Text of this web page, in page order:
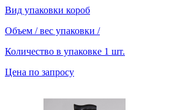
Вид упаковки короб
Объем / вес упаковки /
Количество в упаковке 1 шт.
Цена по запросу